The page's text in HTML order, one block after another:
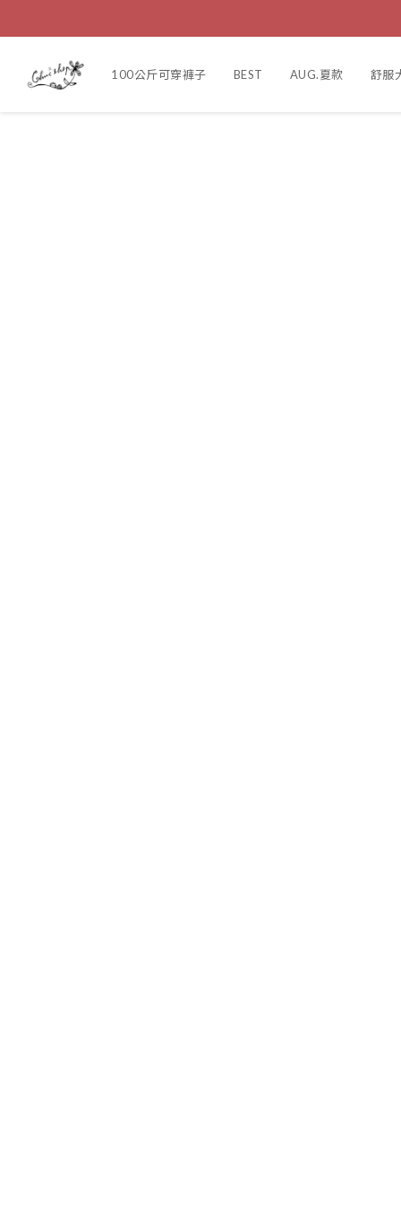
100公斤可穿褲子 BEST AUG.夏款 舒服